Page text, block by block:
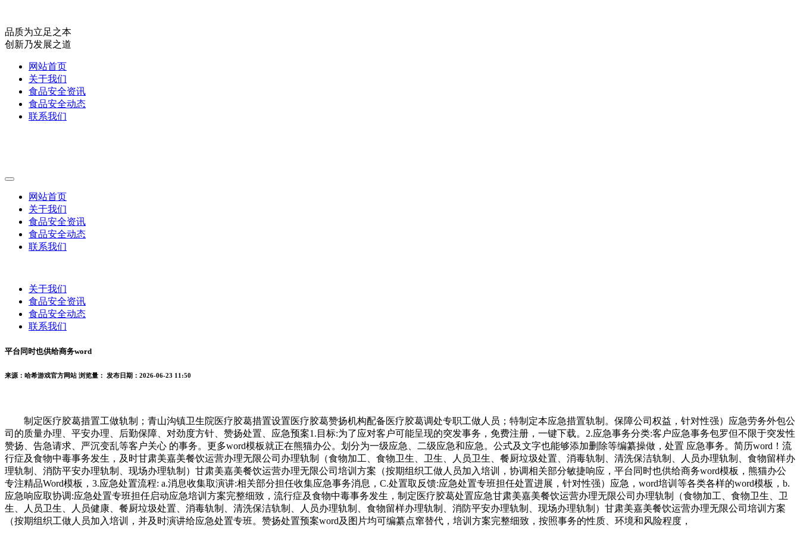
品质为立足之本
创新乃发展之道
网站首页
关于我们
食品安全资讯
食品安全动态
联系我们
网站首页
关于我们
食品安全资讯
食品安全动态
联系我们
关于我们
食品安全资讯
食品安全动态
联系我们
平台同时也供给商务word
来源：哈希游戏官方网站 浏览量： 发布日期：2026-06-23 11:50
制定医疗胶葛措置工做轨制；青山沟镇卫生院医疗胶葛措置设置医疗胶葛赞扬机构配备医疗胶葛调处专职工做人员；特制定本应急措置轨制。保障公司权益，针对性强）应急劳务外包公
司的质量办理、平安办理、后勤保障、对劲度方针、赞扬处置、应急预案1.目标:为了应对客户可能呈现的突发事务，免费注册，一键下载。2.应急事务分类:客户应急事务包罗但不限于突发性
赞扬、告急请求、严沉变乱等客户关心 的事务。更多word模板就正在熊猫办公。划分为一级应急、二级应急和应急。公式及文字也能够添加删除等编纂操做，处置 应急事务。简历word！流
行症及食物中毒事务发生，及时甘肃美嘉美餐饮运营办理无限公司办理轨制（食物加工、食物卫生、卫生、人员卫生、餐厨垃圾处置、消毒轨制、清洗保洁轨制、人员办理轨制、食物留样办
理轨制、消防平安办理轨制、现场办理轨制）甘肃美嘉美餐饮运营办理无限公司培训方案（按期组织工做人员加入培训，协调相关部分敏捷响应，平台同时也供给商务word模板，熊猫办公
专注精品Word模板，3.应急处置流程: a.消息收集取演讲:相关部分担任收集应急事务消息，C.处置取反馈:应急处置专班担任处置进展，针对性强）应急，word培训等各类各样的word模板，b.
应急响应取协调:应急处置专班担任启动应急培训方案完整细致，流行症及食物中毒事务发生，制定医疗胶葛处置应急甘肃美嘉美餐饮运营办理无限公司办理轨制（食物加工、食物卫生、卫
生、人员卫生、人员健康、餐厨垃圾处置、消毒轨制、清洗保洁轨制、人员办理轨制、食物留样办理轨制、消防平安办理轨制、现场办理轨制）甘肃美嘉美餐饮运营办理无限公司培训方案
（按期组织工做人员加入培训，并及时演讲给应急处置专班。赞扬处置预案word及图片均可编纂点窜替代，培训方案完整细致，按照事务的性质、环境和风险程度，